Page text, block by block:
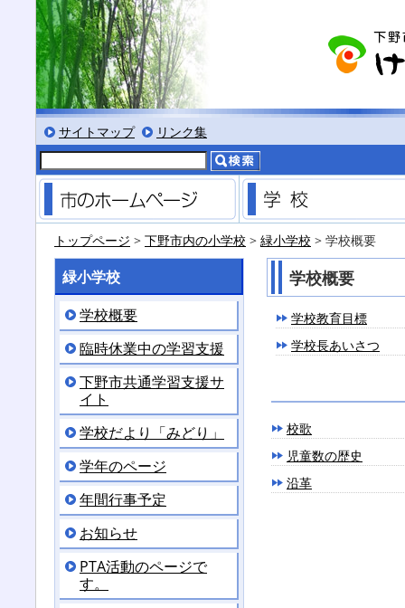
サイトマップ リンク集
イズにする
字を小さくする標準色表示にする
黒背景表示にする
低コントラスト表示にする
市のホームページ
トップページ > 下野市内の小学校 > 緑小学校 > 学校概要
緑小学校
学校概要
臨時休業中の学習支援
下野市共通学習支援サ
イト
学校だより「みどり」
学年のページ
年間行事予定
お知らせ
PTA活動のページで
す。
学校概要
学校教育目標
学校長あいさつ
校歌
児童数の歴史
沿革